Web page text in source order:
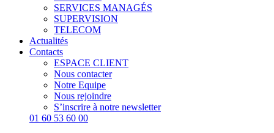
SERVICES MANAGÉS
SUPERVISION
TELECOM
Actualités
Contacts
ESPACE CLIENT
Nous contacter
Notre Equipe
Nous rejoindre
S’inscrire à notre newsletter
01 60 53 60 00